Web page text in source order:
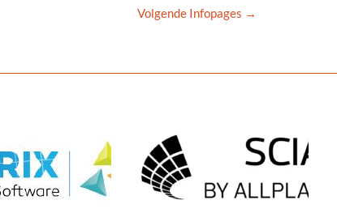
Volgende Infopages →